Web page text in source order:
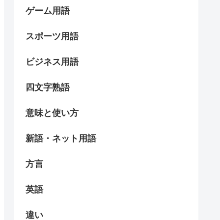
ゲーム用語
スポーツ用語
ビジネス用語
四文字熟語
意味と使い方
新語・ネット用語
方言
英語
違い